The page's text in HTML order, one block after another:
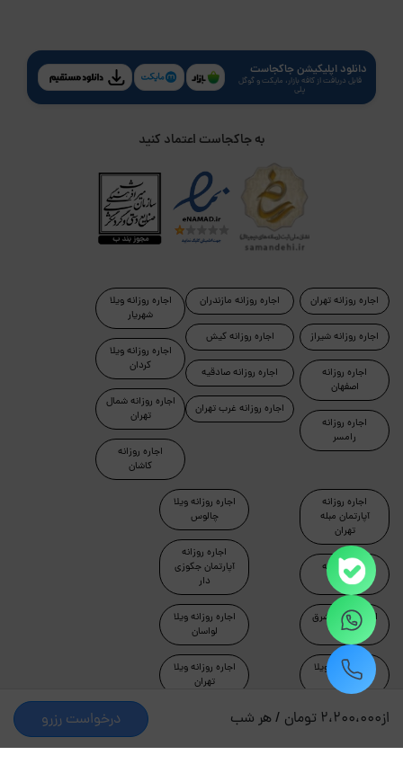
از2،200،000 تومان / هر شب درخواست رزرو
دانلود اپلیکیشن جاکجاست
قابل دریافت از کافه بازار، مایکت و گوگل
پلی
به جاکجاست اعتماد کنید
اجاره روزانه تهران
اجاره روزانه شیراز
اجاره روزانه
اصفهان
اجاره روزانه
رامسر
اجاره روزانه مازندران
اجاره روزانه کیش
اجاره روزانه صادقیه
اجاره روزانه غرب تهران
اجاره روزانه ویلا
شهریار
اجاره روزانه ویلا
کردان
اجاره روزانه شمال
تهران
اجاره روزانه
کاشان
اجاره روزانه
آپارتمان مبله
تهران
اجاره روزانه
ماسال
اجاره روزانه شرق
تهران
اجاره روزانه ویلا
دماوند
اجاره روزانه ویلا
چالوس
اجاره روزانه
آپارتمان جکوزی
دار
اجاره روزانه ویلا
لواسان
اجاره روزانه ویلا
تهران
طراحی و توسعه توسط جاکجاست